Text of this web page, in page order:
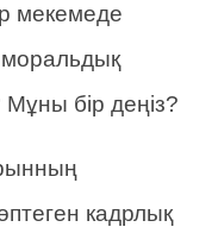
мекемеде
бір деңіз?
кадрлық